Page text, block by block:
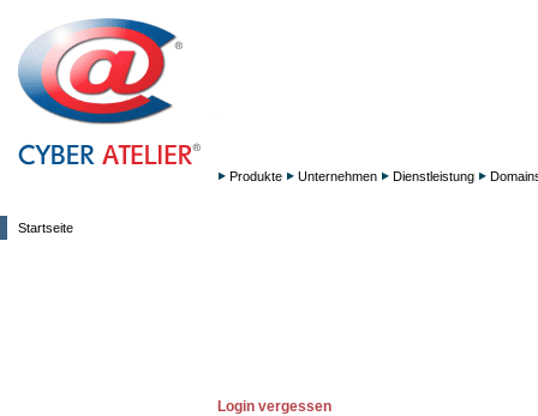
Startseite
Produkte Unternehmen Dienstleistung
Login vergessen